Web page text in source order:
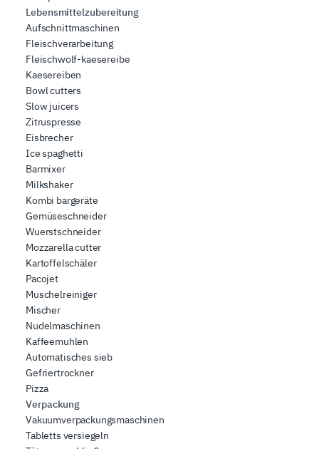
Lebensmittelzubereitung
Aufschnittmaschinen
Fleischverarbeitung
Fleischwolf-kaesereibe
Kaesereiben
Bowl cutters
Slow juicers
Zitruspresse
Eisbrecher
Ice spaghetti
Barmixer
Milkshaker
Kombi bargeräte
Gemüseschneider
Wuerstschneider
Mozzarella cutter
Kartoffelschäler
Pacojet
Muschelreiniger
Mischer
Nudelmaschinen
Kaffeemuhlen
Automatisches sieb
Gefriertrockner
Pizza
Verpackung
Vakuumverpackungsmaschinen
Tabletts versiegeln